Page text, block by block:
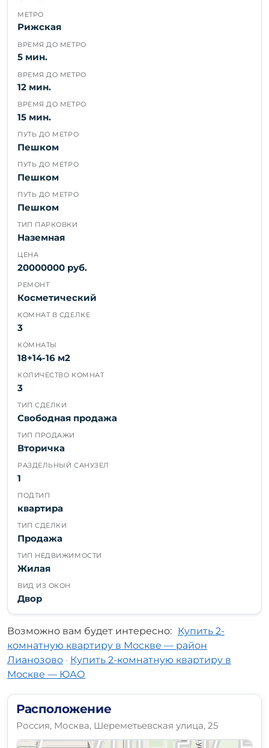
МЕТРО
Рижская
ВРЕМЯ ДО МЕТРО
5 мин.
ВРЕМЯ ДО МЕТРО
12 мин.
ВРЕМЯ ДО МЕТРО
15 мин.
ПУТЬ ДО МЕТРО
Пешком
ПУТЬ ДО МЕТРО
Пешком
ПУТЬ ДО МЕТРО
Пешком
ТИП ПАРКОВКИ
Наземная
ЦЕНА
20000000 руб.
РЕМОНТ
Косметический
КОМНАТ В СДЕЛКЕ
3
КОМНАТЫ
18+14-16 м2
КОЛИЧЕСТВО КОМНАТ
3
ТИП СДЕЛКИ
Свободная продажа
ТИП ПРОДАЖИ
Вторичка
РАЗДЕЛЬНЫЙ САНУЗЕЛ
1
ПОДТИП
квартира
ТИП СДЕЛКИ
Продажа
ТИП НЕДВИЖИМОСТИ
Жилая
ВИД ИЗ ОКОН
Двор
Возможно вам будет интересно: Купить 2-
комнатную квартиру в Москве — район
Лианозово · Купить 2-комнатную квартиру в
Москве — ЮАО
Расположение
Россия, Москва, Шереметьевская улица, 25